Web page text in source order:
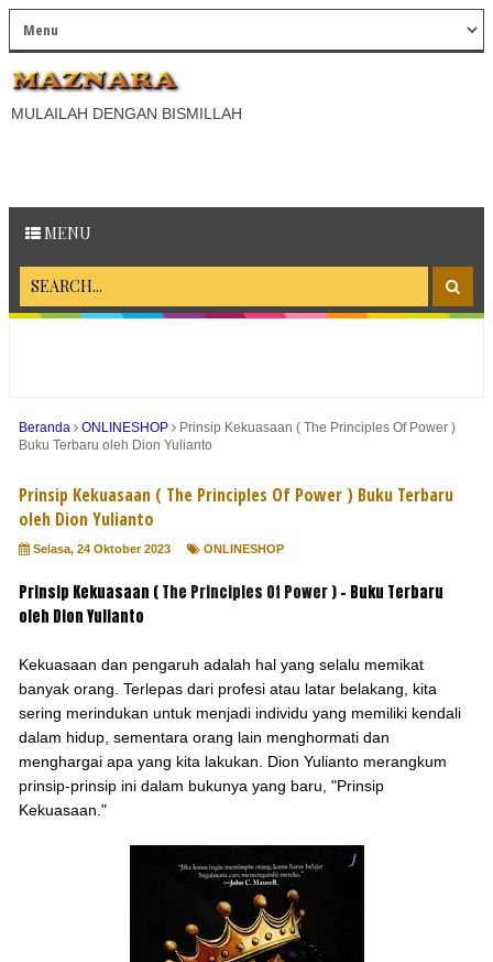
MULAILAH DENGAN BISMILLAH
MENU
Beranda ONLINESHOP
Prinsip Kekuasaan ( The Principles Of Power )
Buku Terbaru oleh Dion Yulianto
Prinsip Kekuasaan ( The Principles Of Power ) Buku Terbaru
oleh Dion Yulianto
Selasa, 24 Oktober 2023 ONLINESHOP
Prinsip Kekuasaan (The Principles Of Power )- Buku Terbaru
oleh Dion Yulianto
Kekuasaan dan pengaruh adalah hal yang selalu memikat
banyak orang. Terlepas dari profesi atau latar belakang, kita
sering merindukan untuk menjadi individu yang memiliki kendali
dalam hidup, sementara orang lain menghormati dan
menghargai apa yang kita lakukan. Dion Yulianto merangkum
prinsip-prinsip ini dalam bukunya yang baru, "Prinsip
Kekuasaan."